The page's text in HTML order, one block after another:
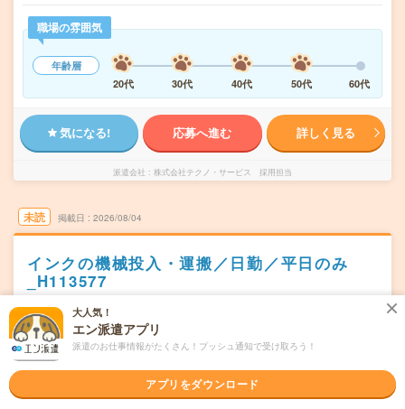
職場の雰囲気
年齢層
20代
30代 40代 50代 60代
気になる! 応募へ進む 詳しく見る
派遣会社 株式会社テクノ・サービス 採用担当
未読 掲載日 2026/08/04
インクの機械投入・運搬／日勤／平日のみ
_H113577
職種未経験OK
派遣
勤務地
備中高梁駅から車10分
大人気！
エン派遣アプリ
派遣のお仕事情報がたくさん！プッシュ通知で受け取ろう！
アプリをダウンロード